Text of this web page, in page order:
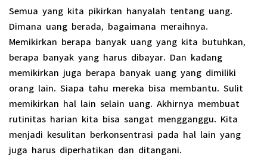
Semua yang kita pikirkan hanyalah tentang uang.
Dimana uang berada, bagaimana meraihnya.
Memikirkan berapa banyak uang yang kita butuhkan,
berapa banyak yang harus dibayar. Dan kadang
memikirkan juga berapa banyak uang yang dimiliki
orang lain. Siapa tahu mereka bisa membantu. Sulit
memikirkan hal lain selain uang. Akhirnya membuat
rutinitas harian kita bisa sangat mengganggu. Kita
menjadi kesulitan berkonsentrasi pada hal lain yang
juga harus diperhatikan dan ditangani.